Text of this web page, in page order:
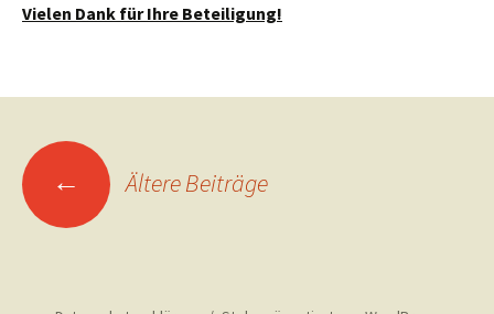
Vielen Dank für Ihre Beteiligung!
Beitragsnavigation
← Ältere Beiträge